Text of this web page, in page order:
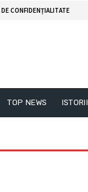
CONFIDENȚIALITATE
TOP NEWS ISTORII